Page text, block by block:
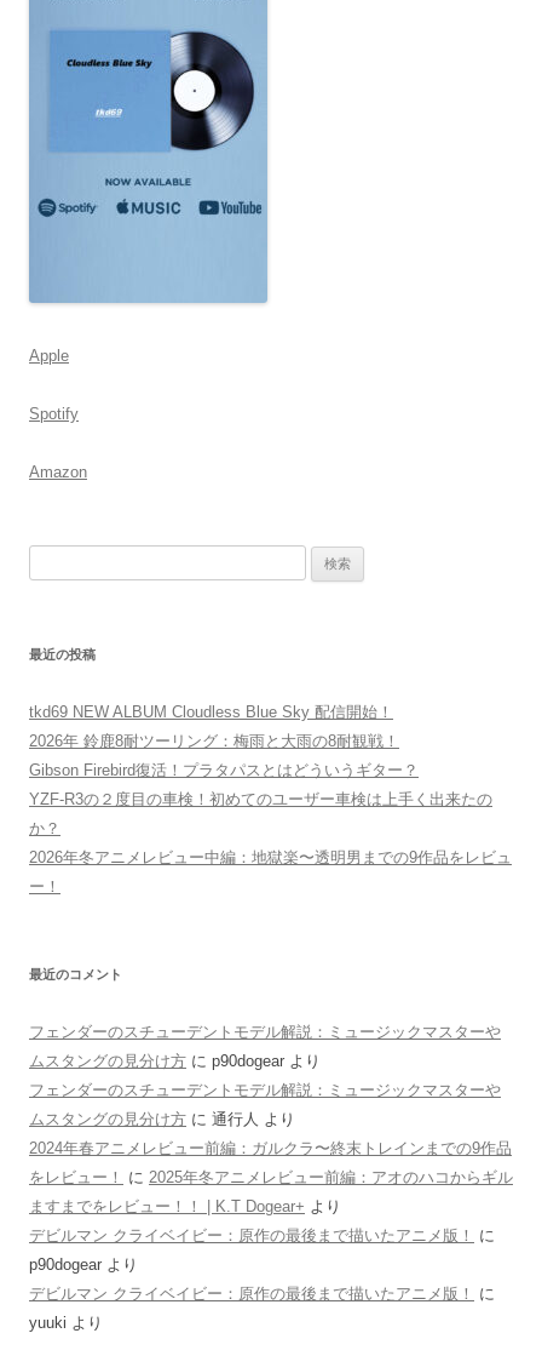
Apple
Spotify
Amazon
索:
最近の投稿
tkd69 NEW ALBUM Cloudless Blue Sky 配信開始！
2026年 鈴鹿8耐ツーリング：梅雨と大雨の8耐観戦！
Gibson Firebird復活！プラタパスとはどういうギター？
YZF-R3の２度目の車検！初めてのユーザー車検は上手く出来たの
か？
2026年冬アニメレビュー中編：地獄楽〜透明男までの9作品をレビュ
ー！
最近のコメント
フェンダーのスチューデントモデル解説：ミュージックマスターや
ムスタングの見分け方 に p90dogear より
フェンダーのスチューデントモデル解説：ミュージックマスターや
ムスタングの見分け方 に 通行人 より
2024年春アニメレビュー前編：ガルクラ〜終末トレインまでの9作品
をレビュー！
に 2025年冬アニメレビュー前編：アオのハコからギル
ますまでをレビュー！！ | K.T Dogear+ より
デビルマン クライベイビー：原作の最後まで描いたアニメ版！
に
p90dogear より
デビルマン クライベイビー：原作の最後まで描いたアニメ版！
に
yuuki より